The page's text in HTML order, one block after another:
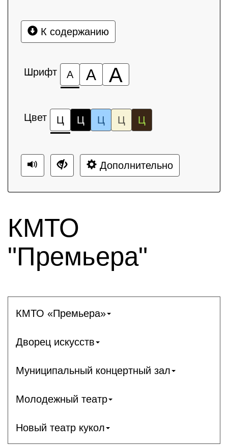
К содержанию
Шрифт А А А
Цвет Ц Ц Ц Ц Ц
Дополнительно
КМТО
"Премьера"
КМТО «Премьера»
Дворец искусств
Муниципальный концертный зал
Молодежный театр
Новый театр кукол